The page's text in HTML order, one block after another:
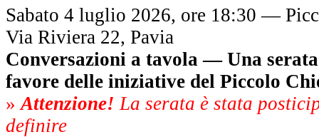
Sabato 4 luglio 2026, ore 18:30 —
Via Riviera 22, Pavia
Conversazioni a tavola — Una
favore delle iniziative del Piccolo
»Attenzione! La serata è stata
definire